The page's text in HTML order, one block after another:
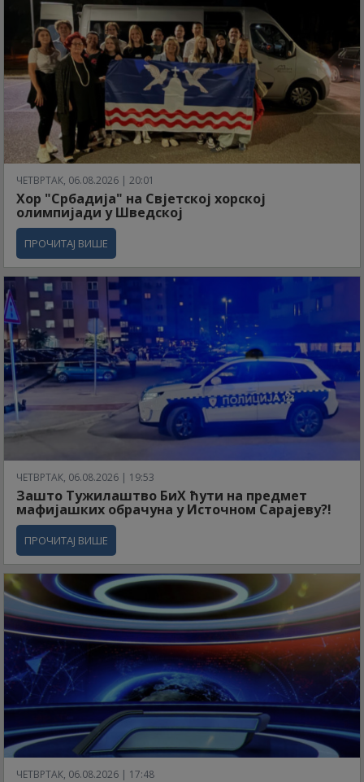
ЧЕТВРТАК, 06.08.2026 | 20:01
Хор "Србадија" на Свјетској хорској
олимпијади у Шведској
ПРОЧИТАЈ ВИШЕ
ЧЕТВРТАК, 06.08.2026 | 19:53
Зашто Тужилаштво БиХ ћути на предмет
мафијашких обрачуна у Источном Сарајеву?!
ПРОЧИТАЈ ВИШЕ
ЧЕТВРТАК, 06.08.2026 | 17:48